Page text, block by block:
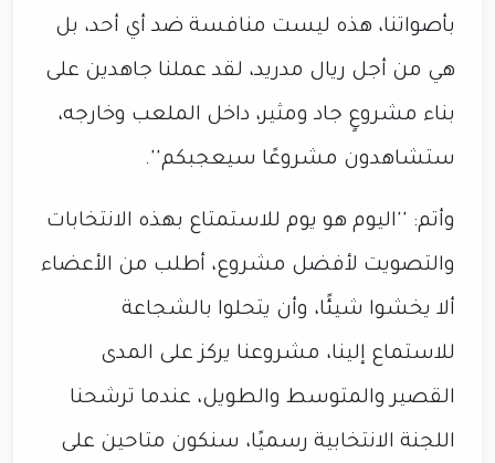
بأصواتنا، هذه ليست منافسة ضد أي أحد، بل
هي من أجل ريال مدريد، لقد عملنا جاهدين على
بناء مشروعٍ جاد ومثير، داخل الملعب وخارجه،
ستشاهدون مشروعًا سيعجبكم''.
وأتم: ''اليوم هو يوم للاستمتاع بهذه الانتخابات
والتصويت لأفضل مشروع، أطلب من الأعضاء
ألا يخشوا شيئًا، وأن يتحلوا بالشجاعة
للاستماع إلينا، مشروعنا يركز على المدى
القصير والمتوسط ​​والطويل، عندما ترشحنا
اللجنة الانتخابية رسميًا، سنكون متاحين على